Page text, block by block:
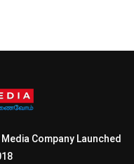
Company Launched